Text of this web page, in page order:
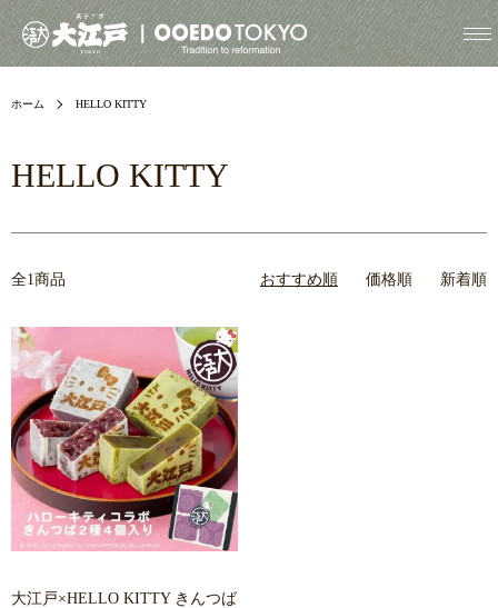
ホーム HELLO KITTY
HELLO KITTY
全1商品 おすすめ順 価格順 新着順
大江戸×HELLO KITTY きんつば